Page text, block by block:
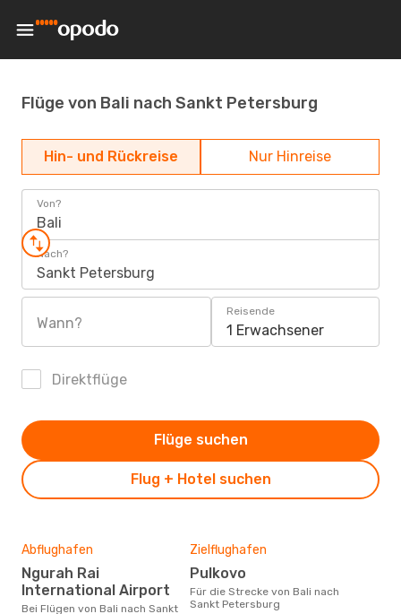
Flüge von Bali nach Sankt Petersburg
Hin- und Rückreise Nur Hinreise
Von?
Bali
Nach?
Sankt Petersburg
Wann?
Reisende
1 Erwachsener
Direktflüge
Flug + Hotel suchen
Flüge suchen
Abflughafen
Ngurah Rai
International Airport
Bei Flügen von Bali nach Sankt
Zielflughafen
Pulkovo
Für die Strecke von Bali nach
Sankt Petersburg